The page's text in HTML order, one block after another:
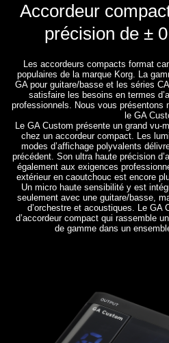
Accordeur
précision de ±
Les accordeurs compacts format
populaires de la marque Korg. La
GA pour guitare/basse et les séries
satisfaire les besoins en termes
professionnels. Nous vous présentons
le GA
Le GA Custom présente un grand vu-
chez un accordeur compact. Les
modes d’affichage polyvalents
précédent. Son ultra haute précision
également aux exigences
extérieur en caoutchouc est encore
Un micro haute sensibilité y est
seulement avec une guitare/basse,
d’orchestre et acoustiques. Le GA
d’accordeur compact qui rassemble
de gamme dans un